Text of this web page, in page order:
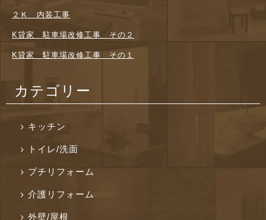
２Ｋ 内装工事
K貸家 駐車場改修工事 その２
K貸家 駐車場改修工事 その１
カテゴリー
キッチン
トイレ/洗面
プチリフォーム
介護リフォーム
外壁/屋根